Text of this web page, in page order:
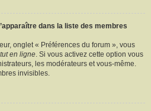
dans la liste des membres
onglet « Préférences du forum », vous
en ligne. Si vous activez cette option vous
les modérateurs et vous-même.
invisibles.